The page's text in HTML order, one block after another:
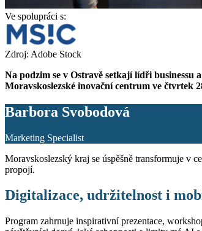
Ve spolupráci s:
Zdroj: Adobe Stock
Na podzim se v Ostravě setkají lídři
Moravskoslezské inovační centrum ve čtvrtek
Barbora Svobodová
Marketing Specialist
Moravskoslezský kraj se úspěšně transformuje v
propojí.
Digitalizace, udržitelnost i
Program zahrnuje inspirativní prezentace,